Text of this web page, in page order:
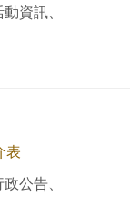
資訊、
表
公告、